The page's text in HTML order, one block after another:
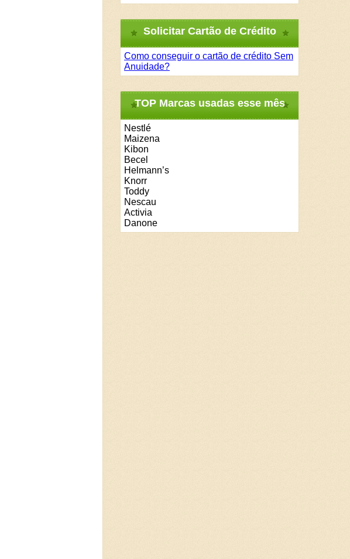
Solicitar Cartão de Crédito
Como conseguir o cartão de crédito Sem
Anuidade?
TOP Marcas usadas esse mês
Nestlé
Maizena
Kibon
Becel
Helmann’s
Knorr
Toddy
Nescau
Activia
Danone